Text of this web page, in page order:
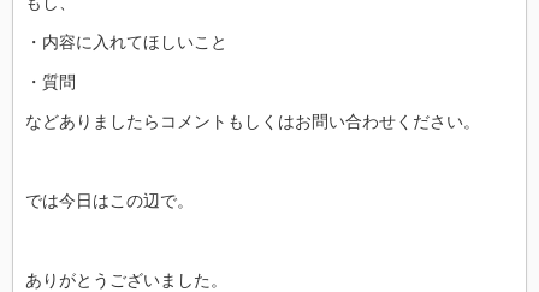
・内容に入れてほしいこと
・質問
などありましたらコメントもしくはお問い合わせください。
では今日はこの辺で。
ありがとうございました。